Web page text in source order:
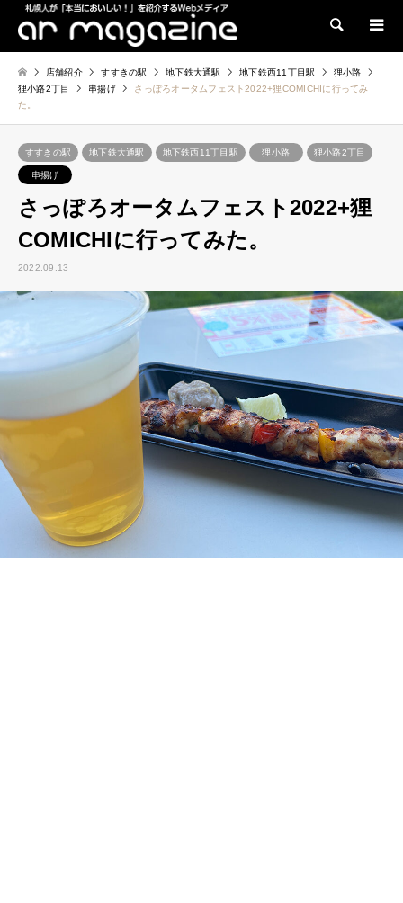
検索
店舗紹介 すすきの駅 地下鉄大通駅 地下鉄西11丁目駅
狸小路
狸小路2丁目
串揚げ
さっぽろオータムフェスト2022+狸COMICHIに行ってみ
た。
すすきの駅 地下鉄大通駅 地下鉄西11丁目駅 狸小路 狸小路2丁目
串揚げ
さっぽろオータムフェスト2022+狸
COMICHIに行ってみた。
2022.09.13